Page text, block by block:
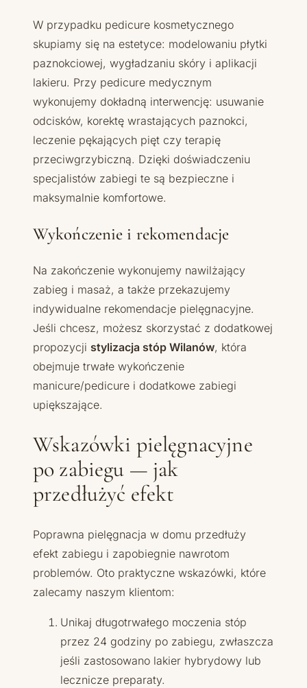
W przypadku pedicure kosmetycznego
skupiamy się na estetyce: modelowaniu płytki
paznokciowej, wygładzaniu skóry i aplikacji
lakieru. Przy pedicure medycznym
wykonujemy dokładną interwencję: usuwanie
odcisków, korektę wrastających paznokci,
leczenie pękających pięt czy terapię
przeciwgrzybiczną. Dzięki doświadczeniu
specjalistów zabiegi te są bezpieczne i
maksymalnie komfortowe.
Wykończenie i rekomendacje
Na zakończenie wykonujemy nawilżający
zabieg i masaż, a także przekazujemy
indywidualne rekomendacje pielęgnacyjne.
Jeśli chcesz, możesz skorzystać z dodatkowej
propozycji stylizacja stóp Wilanów, która
obejmuje trwałe wykończenie
manicure/pedicure i dodatkowe zabiegi
upiększające.
Wskazówki pielęgnacyjne
po zabiegu — jak
przedłużyć efekt
Poprawna pielęgnacja w domu przedłuży
efekt zabiegu i zapobiegnie nawrotom
problemów. Oto praktyczne wskazówki, które
zalecamy naszym klientom:
Unikaj długotrwałego moczenia stóp
przez 24 godziny po zabiegu, zwłaszcza
jeśli zastosowano lakier hybrydowy lub
lecznicze preparaty.